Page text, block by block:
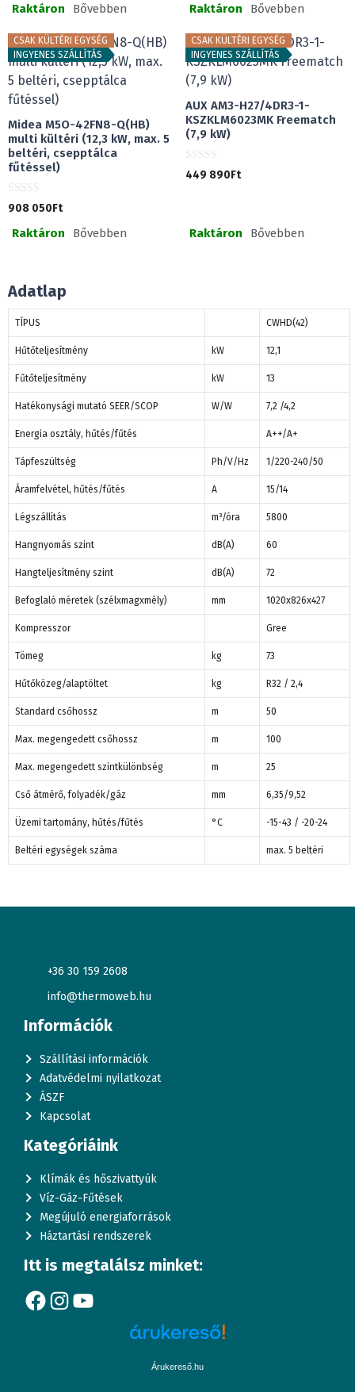
l
Raktáron Bővebben
l
Raktáron Bővebben
CSAK KÜLTÉRI EGYSÉG
INGYENES SZÁLLÍTÁS
Midea M5O-42FN8-Q(HB)
multi kültéri (12,3 kW, max. 5
beltéri, csepptálca
fűtéssel)
0
a
5
908 050Ft
Raktáron Bővebben
CSAK KÜLTÉRI EGYSÉG
INGYENES SZÁLLÍTÁS
AUX AM3-H27/4DR3-1-
KSZKLM6023MK Freematch
(7,9 kW)
0
a
ő
449 890Ft
Raktáron Bővebben
Adatlap
TÍPUS CWHD(42)
Hűtőteljesítmény kW 12,1
Fűtőteljesítmény kW 13
Hatékonysági mutató SEER/SCOP W/W 7,2 /4,2
Energia osztály, hűtés/fűtés A++/A+
Tápfeszültség Ph/V/Hz 1/220-240/50
Áramfelvétel, hűtés/fűtés A 15/14
Légszállítás m³/óra 5800
Hangnyomás szint dB(A) 60
Hangteljesítmény szint dB(A) 72
Befoglaló méretek (szélxmagxmély) mm 1020x826x427
Kompresszor Gree
Tömeg kg 73
Hűtőközeg/alaptöltet kg R32 / 2,4
Standard csőhossz m 50
Max. megengedett csőhossz m 100
Max. megengedett szintkülönbség m 25
Cső átmérő, folyadék/gáz mm 6,35/9,52
Üzemi tartomány, hűtés/fűtés °C -15-43 / -20-24
Beltéri egységek száma max. 5 beltéri
+36 30 159 2608
info@thermoweb.hu
Információk
Szállítási információk
Adatvédelmi nyilatkozat
ÁSZF
Kapcsolat
Kategóriáink
Klímák és hőszivattyúk
Víz-Gáz-Fűtések
Megújuló energiaforrások
Háztartási rendszerek
Itt is megtalálsz minket:
Facebook
Instagram
YouTube
Árukereső.hu